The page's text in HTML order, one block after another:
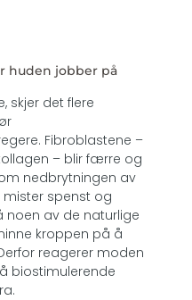
huden jobber på
skjer det flere
Fibroblastene –
– blir færre og
nedbrytningen av
mister spenst og
noen av de naturlige
kroppen på å
reagerer moden
biostimulerende